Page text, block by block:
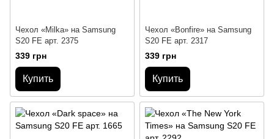
Чехол «Milka» на Samsung
S20 FE арт. 2375
339 грн
Купить
Чехол «Bonfire» на Samsung
S20 FE арт. 2317
339 грн
Купить